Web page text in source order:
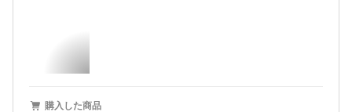
購入した商品